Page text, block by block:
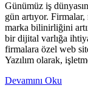
Günümüz iş
gün artıyor.
marka bilinirliğini
bir dijital varlığa
firmalara özel web
Yazılım olarak,
Devamını Oku